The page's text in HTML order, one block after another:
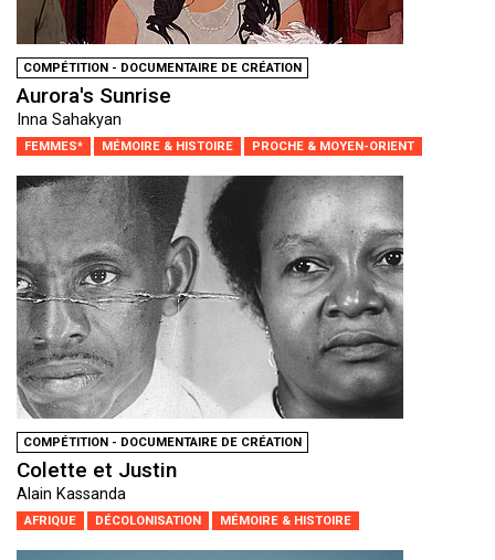
COMPÉTITION - DOCUMENTAIRE DE CRÉATION
Aurora's Sunrise
Inna Sahakyan
FEMMES* MÉMOIRE & HISTOIRE PROCHE & MOYEN-ORIENT
COMPÉTITION - DOCUMENTAIRE DE CRÉATION
Colette et Justin
Alain Kassanda
AFRIQUE DÉCOLONISATION MÉMOIRE & HISTOIRE